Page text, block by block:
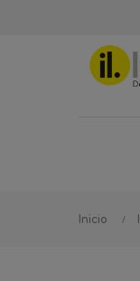
Inicio